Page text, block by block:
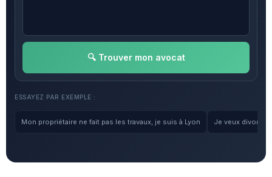
🔍 Trouver mon avocat
ESSAYEZ PAR EXEMPLE :
Mon propriétaire ne fait pas les travaux, je suis à Lyon Je veux